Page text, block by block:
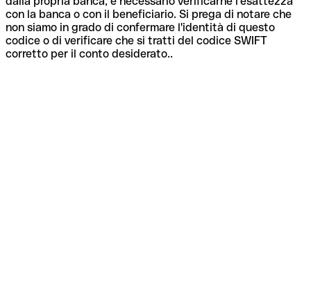
con la banca o con il beneficiario. Si prega di notare che
non siamo in grado di confermare l'identità di questo
codice o di verificare che si tratti del codice SWIFT
corretto per il conto desiderato..